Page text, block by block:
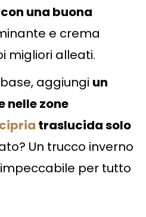
una buona
e crema
migliori alleati.
aggiungi un
nelle zone
cipria traslucida solo
Un trucco inverno
per tutto